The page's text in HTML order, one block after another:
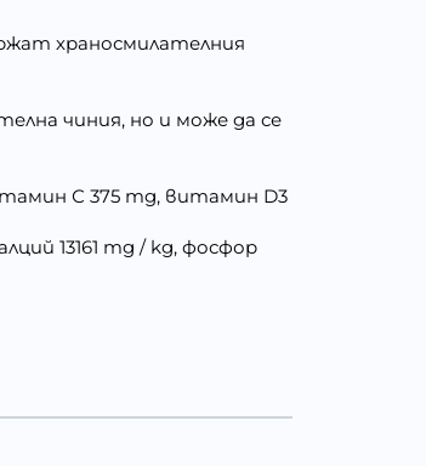
храносмилателния
чиния, но и може да се
С 375 mg, витамин D3
13161 mg / kg, фосфор